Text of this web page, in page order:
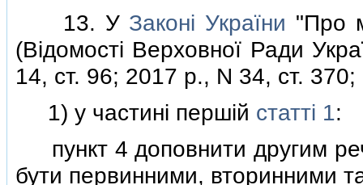
13. У Законi України "Про
(Вiдомостi Верховної Ради
14, ст. 96; 2017 р., N 34, ст.
1) у частинi першiй статтi 1:
пункт 4 доповнити другим
бути первинними, вторинними